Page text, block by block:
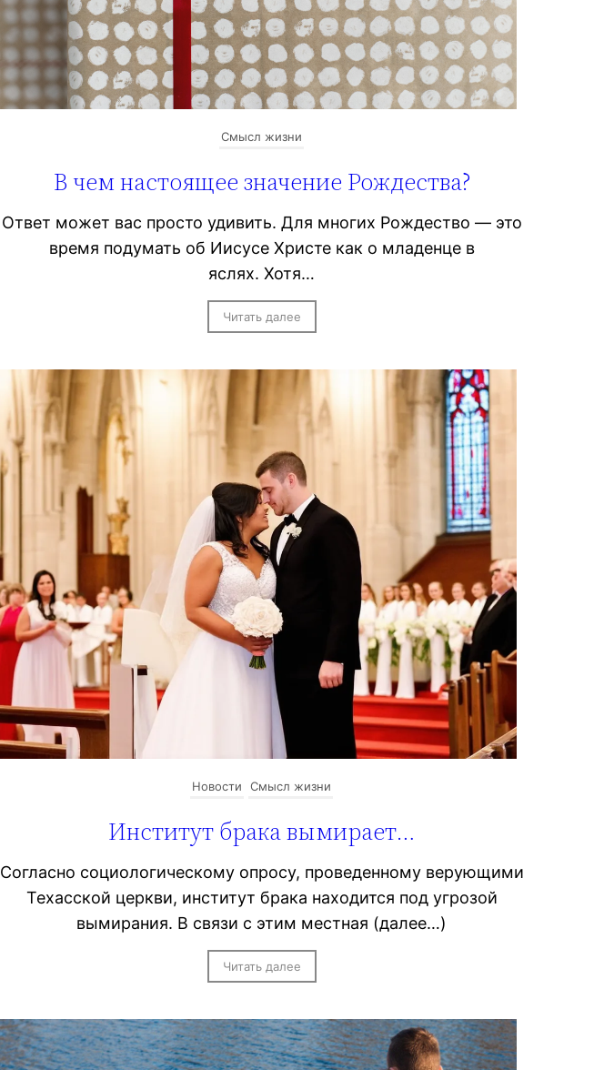
Смысл жизни
В чем настоящее значение Рождества?
Ответ может вас просто удивить. Для многих Рождество — это
время подумать об Иисусе Христе как о младенце в
яслях. Хотя…
Читать далее
Новости Смысл жизни
Институт брака вымирает…
Согласно социологическому опросу, проведенному верующими
Техасской церкви, институт брака находится под угрозой
вымирания. В связи с этим местная (далее…)
Читать далее